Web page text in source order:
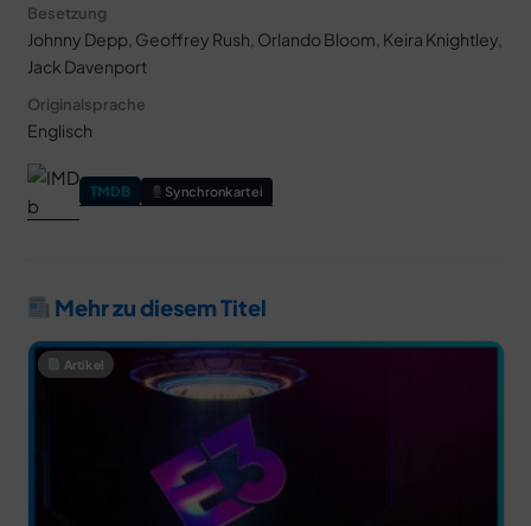
Besetzung
Johnny Depp, Geoffrey Rush, Orlando Bloom, Keira Knightley,
Jack Davenport
Originalsprache
Englisch
TMDB Synchronkartei
Mehr zu diesem Titel
Artikel